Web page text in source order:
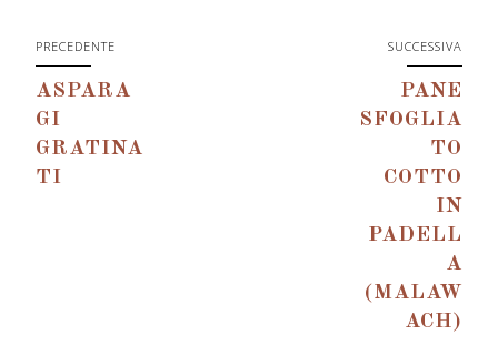
PRECEDENTE
ASPARA
GI
GRATINA
TI
SUCCESSIVA
PANE
SFOGLIA
TO
COTTO
IN
PADELL
A
(MALAW
ACH)